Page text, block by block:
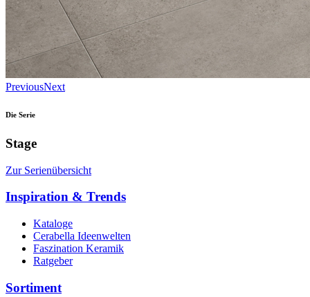
PreviousNext
Die Serie
Stage
Zur Serienübersicht
Inspiration & Trends
Kataloge
Cerabella Ideenwelten
Faszination Keramik
Ratgeber
Sortiment